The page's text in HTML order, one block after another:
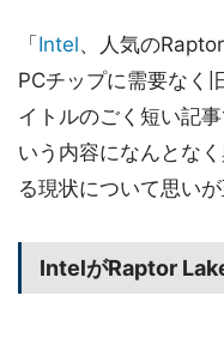
「 Intel、人気の
PCチップに需要なく
イトルのごく短い記
いう内容になんとな
る現状について思いが
IntelがRaptor